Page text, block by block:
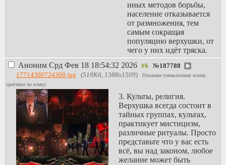
положения таких
мужчин, что это жертва,
лох которого можно
съесть и ничего не будет.
Саму
систему они тоже
ненавидят и будут её
всячески ломать, это
фундаментальное
глубинный источник
национальных
конфликтов. Когда
Путин заявляет что с
больших мусульманских
семей надо брать пример,
он будто бы не понимает
о чём говорит, будто не
иных методов борьбы,
население отказывается
от размножения, тем
самым сокращая
популяцию верхушки, от
чего у них идёт тряска.
Аноним Срд Фев 18 18:54:32 2026 №187788
17714300724300.jpg (518Кб, 1388x1509)
Показана уменьшенная копия,
оригинал по клику.
3. Культы, религия.
Верхушка всегда состоит в
тайных группах, культах,
практикует мистицизм,
различные ритуалы. Просто
представьте что у вас есть
всё, вы над законом, любое
желание может быть